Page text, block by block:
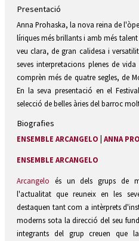
Presentació
Anna Prohaska, la nova reina de
líriques més brillants i amb més
veu clara, de gran calidesa i
seves interpretacions plenes de
comprèn més de quatre segles, de
En la seva presentació en el
selecció de belles àries del barroc
Biografies
ENSEMBLE ARCANGELO ANNA
ENSEMBLE ARCANGELO
Arcangelo és un dels grups de
l'actualitat que reuneix en les
destaquen tant com a intèrprets
moderns sota la direcció del seu
integrants del grup creuen que